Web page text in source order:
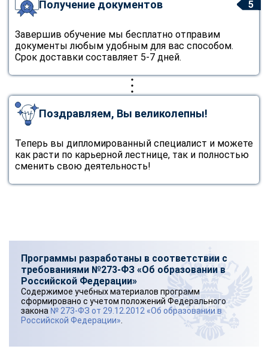
5
Получение документов
Завершив обучение мы бесплатно отправим
документы любым удобным для вас способом.
Срок доставки составляет 5-7 дней.
Поздравляем, Вы великолепны!
Теперь вы дипломированный специалист и можете
как расти по карьерной лестнице, так и полностью
сменить свою деятельность!
Программы разработаны в соответствии с
требованиями №273-ФЗ «Об образовании в
Российской Федерации»
Содержимое учебных материалов программ
сформировано с учетом положений Федерального
закона № 273-ФЗ от 29.12.2012 «Об образовании в
Российской Федерации»